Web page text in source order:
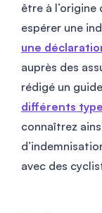
être à
espérer une
une
auprès des
rédigé un
différents
connaîtrez
avec des